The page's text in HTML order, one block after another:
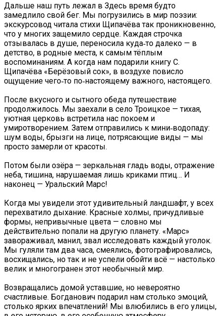
Дальше наш путь лежал в Здесь время будто
замедлило свой бег. Мы погрузились в мир поэзии:
экскурсовод читала стихи Щипачёва так проникновенно,
что у многих защемило сердце. Каждая строчка
отзывалась в душе, переносила куда‑то далеко — в
детство, в родные места, к самым тёплым
воспоминаниям. А когда нам подарили книгу С.
Щипачёва «Берёзовый сок», в воздухе повисло
ощущение чего‑то по‑настоящему важного, настоящего.
После вкусного и сытного обеда путешествие
продолжилось. Мы заехали в село Троицкое — тихая,
уютная церковь встретила нас покоем и
умиротворением. Затем отправились к мини‑водопаду:
шум воды, брызги на лице, потрясающие виды — мы
просто замерли от красоты.
Потом были озёра — зеркальная гладь воды, отражение
неба, тишина, нарушаемая лишь криками птиц… И
наконец — Уральский Марс!
Когда мы увидели этот удивительный ландшафт, у всех
перехватило дыхание. Красные холмы, причудливые
формы, непривычные цвета — словно мы
действительно попали на другую планету. «Марс»
завораживал, манил, звал исследовать каждый уголок.
Мы гуляли там два часа, смеялись, фотографировались,
восхищались, но так и не успели обойти всё — настолько
велик и многогранен этот необычный мир.
️Возвращались домой уставшие, но невероятно
счастливые. Богданович подарил нам столько эмоций,
столько ярких впечатлений! Мы влюбились в его улицы,